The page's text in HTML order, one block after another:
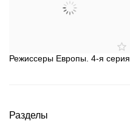
Режиссеры Европы. 4-я серия
Разделы